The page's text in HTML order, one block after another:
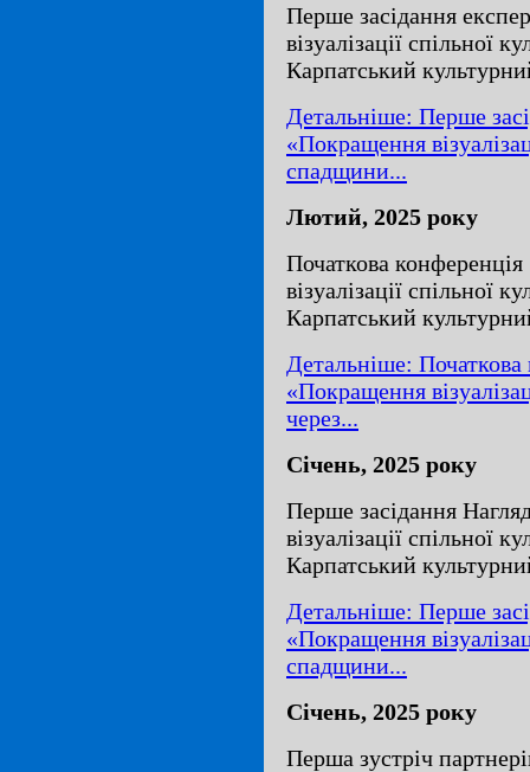
Перше засідання
візуалізації спільної
Карпатський
Детальніше: Перше
«Покращення
спадщини...
Лютий, 2025 року
Початкова
візуалізації спільної
Карпатський
Детальніше:
«Покращення
через...
Січень, 2025 року
Перше засідання
візуалізації спільної
Карпатський
Детальніше: Перше
«Покращення
спадщини...
Січень, 2025 року
Перша зустріч